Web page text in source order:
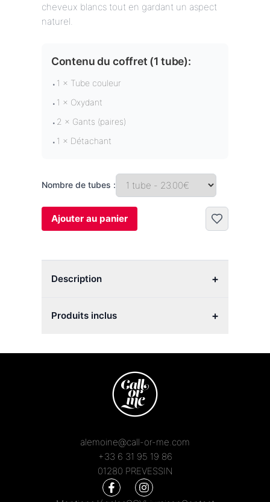
cheveux blancs tout en gardant un aspect
naturel.
Contenu du coffret (1 tube):
• 1 × Tube couleur
• 1 × Oxydant
• 2 × Gants (paires)
• 1 × Détachant
Nombre de tubes :
Ajouter au panier
Description +
Produits inclus +
alemoine@call-or-me.com
+33 6 31 95 19 86
01280 PREVESSIN